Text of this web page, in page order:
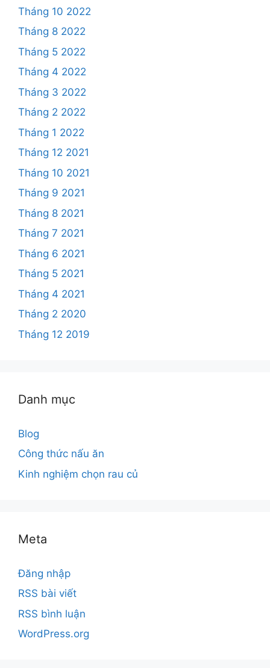
Tháng 10 2022
Tháng 8 2022
Tháng 5 2022
Tháng 4 2022
Tháng 3 2022
Tháng 2 2022
Tháng 1 2022
Tháng 12 2021
Tháng 10 2021
Tháng 9 2021
Tháng 8 2021
Tháng 7 2021
Tháng 6 2021
Tháng 5 2021
Tháng 4 2021
Tháng 2 2020
Tháng 12 2019
Danh mục
Blog
Công thức nấu ăn
Kinh nghiệm chọn rau củ
Meta
Đăng nhập
RSS bài viết
RSS bình luận
WordPress.org